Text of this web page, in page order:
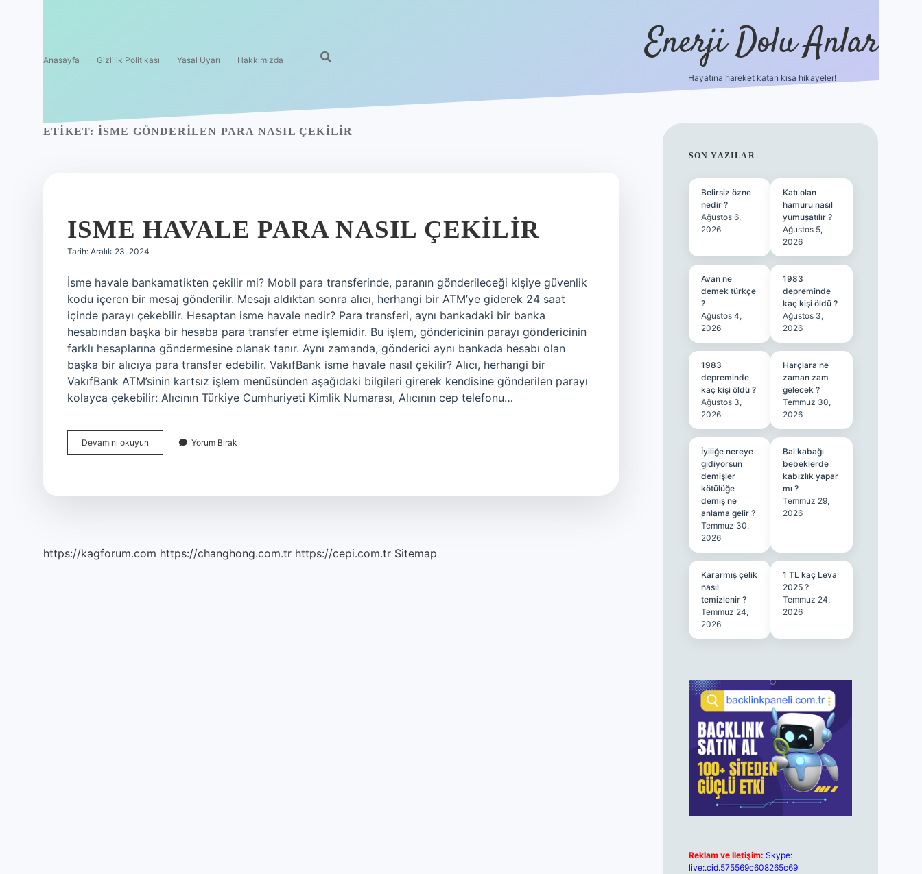
Anasayfa Gizlilik Politikası Yasal Uyarı Hakkımızda Enerji Dolu Anlar
Hayatına hareket katan kısa hikayeler!
ETIKET: İSME GÖNDERILEN PARA NASIL ÇEKILIR
ISME HAVALE PARA NASIL ÇEKILIR
Tarih: Aralık 23, 2024
İsme havale bankamatikten çekilir mi? Mobil para transferinde, paranın gönderileceği kişiye güvenlik
kodu içeren bir mesaj gönderilir. Mesajı aldıktan sonra alıcı, herhangi bir ATM’ye giderek 24 saat
içinde parayı çekebilir. Hesaptan isme havale nedir? Para transferi, aynı bankadaki bir banka
hesabından başka bir hesaba para transfer etme işlemidir. Bu işlem, göndericinin parayı göndericinin
farklı hesaplarına göndermesine olanak tanır. Aynı zamanda, gönderici aynı bankada hesabı olan
başka bir alıcıya para transfer edebilir. VakıfBank isme havale nasıl çekilir? Alıcı, herhangi bir
VakıfBank ATM’sinin kartsız işlem menüsünden aşağıdaki bilgileri girerek kendisine gönderilen parayı
kolayca çekebilir: Alıcının Türkiye Cumhuriyeti Kimlik Numarası, Alıcının cep telefonu…
Devamını okuyun
Havale
Yorum Bırak
https://kagforum.com https://changhong.com.tr https://cepi.com.tr Sitemap
SIDEBAR
SON YAZILAR
Belirsiz özne
nedir ?
Ağustos 6,
2026
Katı olan
hamuru nasıl
yumuşatılır ?
Ağustos 5,
2026
Avan ne
demek türkçe
?
Ağustos 4,
2026
1983
depreminde
kaç kişi öldü ?
Ağustos 3,
2026
1983
depreminde
kaç kişi öldü ?
Ağustos 3,
2026
Harçlara ne
zaman zam
gelecek ?
Temmuz 30,
2026
İyiliğe nereye
gidiyorsun
demişler
kötülüğe
demiş ne
anlama gelir ?
Temmuz 30,
2026
Bal kabağı
bebeklerde
kabızlık yapar
mı ?
Temmuz 29,
2026
Kararmış çelik
nasıl
temizlenir ?
Temmuz 24,
2026
1 TL kaç Leva
2025 ?
Temmuz 24,
2026
Reklam ve İletişim: Skype:
live:.cid.575569c608265c69
betexper güncel